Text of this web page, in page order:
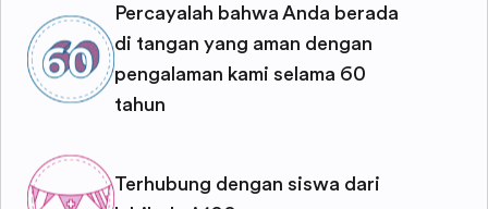
Percayalah bahwa Anda berada
di tangan yang aman dengan
pengalaman kami selama 60
tahun
Terhubung dengan siswa dari